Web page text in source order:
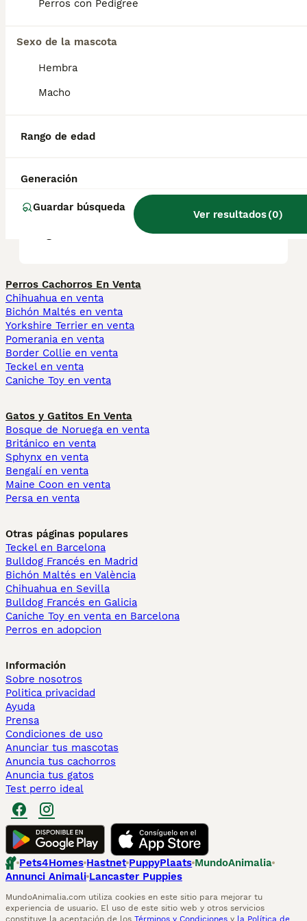
Perros con Pedigree
Sexo de la mascota
Hembra
Macho
Rango de edad
Generación
Guardar búsqueda
Ver resultados(0)
¿Cuánto cuestan los
cachorros de Lancashire
buenas mascotas?
¿Qué es un Texas heeler?
Perros Cachorros En Venta
Chihuahua en venta
Bichón Maltés en venta
Yorkshire Terrier en venta
Pomerania en venta
Border Collie en venta
Teckel en venta
Caniche Toy en venta
Gatos y Gatitos En Venta
Bosque de Noruega en venta
Británico en venta
Sphynx en venta
Bengalí en venta
Maine Coon en venta
Persa en venta
Otras páginas populares
Teckel en Barcelona
Bulldog Francés en Madrid
Bichón Maltés en València
Chihuahua en Sevilla
Bulldog Francés en Galicia
Caniche Toy en venta en Barcelona
Perros en adopcion
Información
Sobre nosotros
Politica privacidad
Ayuda
Prensa
Condiciones de uso
Anunciar tus mascotas
Anuncia tus cachorros
Anuncia tus gatos
Test perro ideal
Pets4Homes Hastnet PuppyPlaats MundoAnimalia
Annunci Animali Lancaster Puppies
MundoAnimalia.com utiliza cookies en este sitio para mejorar tu
experiencia de usuario. El uso de este sitio web y otros servicios